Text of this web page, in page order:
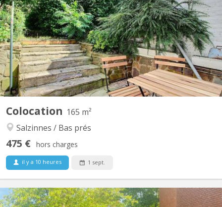
Colocation 165 m²
Salzinnes / Bas prés
475 € hors charges
il y a 10 heures 1 sept.
Colocation rénovée à Salzinnes (Namur) - IL RESTE 1 grande
chambre disponible. Maison entièrement rénovée en 2023 (PEB
C), située Avenue de Marlagne 77, à deux pas de la Clinique
Sainte-Elisabeth, du département paramédical Hénallux et à
quelques minutes du centre-ville. ✨ La maison (165 m²)...
KN 4177